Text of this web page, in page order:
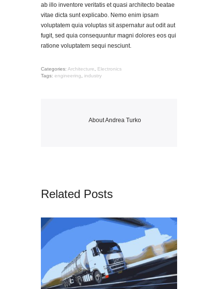
ab illo inventore veritatis et quasi architecto beatae
vitae dicta sunt explicabo. Nemo enim ipsam
voluptatem quia voluptas sit aspernatur aut odit aut
fugit, sed quia consequuntur magni dolores eos qui
ratione voluptatem sequi nesciunt.
Categories: Architecture
Electronics
Tags: engineering industry
AboutAndrea Turko
Related Posts